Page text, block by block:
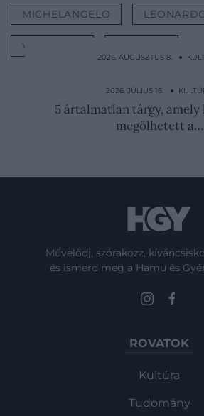
MICHELANGELO
VAN GOGH
2026. AUGUSZTUS 8. ●
A sebész, akinek egyetlen
három ember
2026. JÚLIUS 16. ●
5 ártalmatlan tárgy, amely
megölhetett a…
Művelődj, szórakozz,
és ismerd meg a Hamu és
ROVATOK
Kultúra
Tudomány